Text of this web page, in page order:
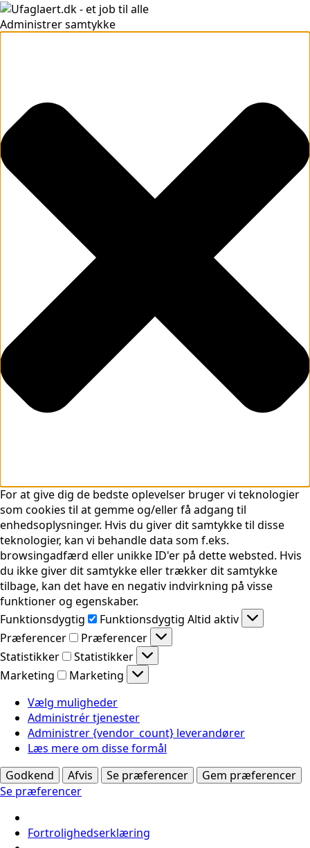
Administrer samtykke
For at give dig de bedste oplevelser bruger vi teknologier
som cookies til at gemme og/eller få adgang til
enhedsoplysninger. Hvis du giver dit samtykke til disse
teknologier, kan vi behandle data som f.eks.
browsingadfærd eller unikke ID'er på dette websted. Hvis
du ikke giver dit samtykke eller trækker dit samtykke
tilbage, kan det have en negativ indvirkning på visse
funktioner og egenskaber.
Funktionsdygtig
Funktionsdygtig Altid aktiv
Præferencer
Præferencer
Statistikker
Statistikker
Marketing
Marketing
Vælg muligheder
Administrér tjenester
Administrer {vendor_count} leverandører
Læs mere om disse formål
Godkend
Afvis Se præferencer
Gem præferencer
Se præferencer
Fortrolighedserklæring